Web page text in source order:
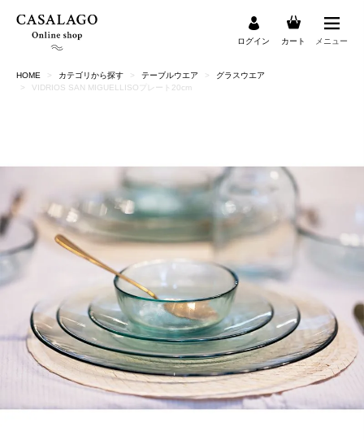
ログイン カート メニュー
HOME カテゴリから探す テーブルウエア
グラスウエア
VIDRIOS SAN MIGUELLISOプレート20cm
検索